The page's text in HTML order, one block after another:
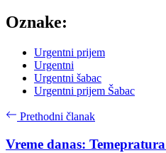
Oznake:
Urgentni prijem
Urgentni
Urgentni šabac
Urgentni prijem Šabac
Prethodni članak
Vreme danas: